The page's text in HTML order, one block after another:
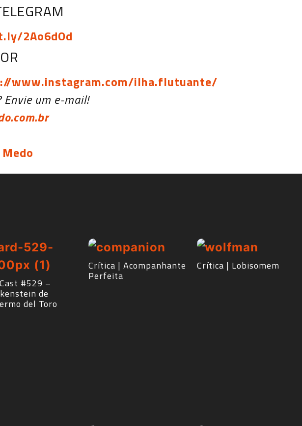
2Ao6dOd
www.instagram.com/ilha.flutuante/
Envie um e-mail!
#529 –
de
del Toro
Crítica | Acompanhante
Perfeita
Crítica | Lobisomem